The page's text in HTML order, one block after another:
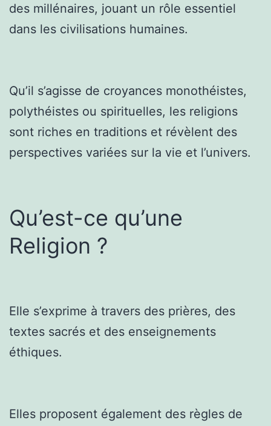
des millénaires, jouant un rôle essentiel
dans les civilisations humaines.
Qu’il s’agisse de croyances monothéistes,
polythéistes ou spirituelles, les religions
sont riches en traditions et révèlent des
perspectives variées sur la vie et l’univers.
Qu’est-ce qu’une
Religion ?
Elle s’exprime à travers des prières, des
textes sacrés et des enseignements
éthiques.
Elles proposent également des règles de